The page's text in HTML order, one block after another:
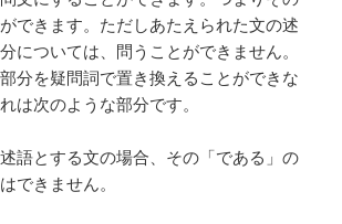
できます。ただしあたえられた文の述
については、問うことができません。
分を疑問詞で置き換えることができな
は次のような部分です。
語とする文の場合、その「である」の
できません。